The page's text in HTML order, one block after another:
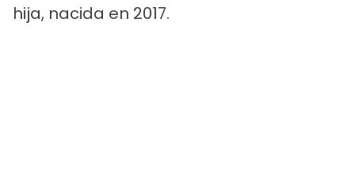
hija, nacida en 2017.